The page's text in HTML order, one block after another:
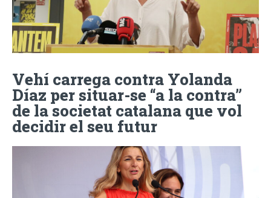
Vehí carrega contra Yolanda
Díaz per situar-se “a la contra”
de la societat catalana que vol
decidir el seu futur